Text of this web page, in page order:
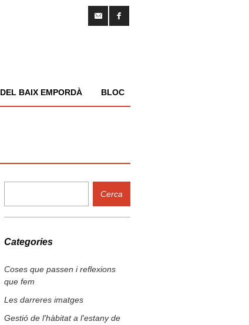
BAIX EMPORDÀ BLOC
Categories
Coses que passen i reflexions
que fem
Les darreres imatges
Gestió de l'hàbitat a l'estany de